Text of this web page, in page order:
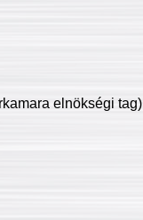
elnökségi tag)